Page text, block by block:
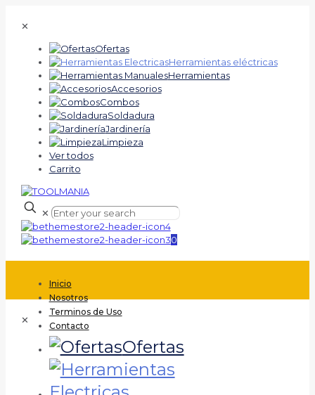
✕
Ofertas
Herramientas eléctricas
Herramientas
Accesorios
Combos
Soldadura
Jardinería
Limpieza
Ver todos
Carrito
✕
0
Inicio
Nosotros
Terminos de Uso
Contacto
✕
Ofertas